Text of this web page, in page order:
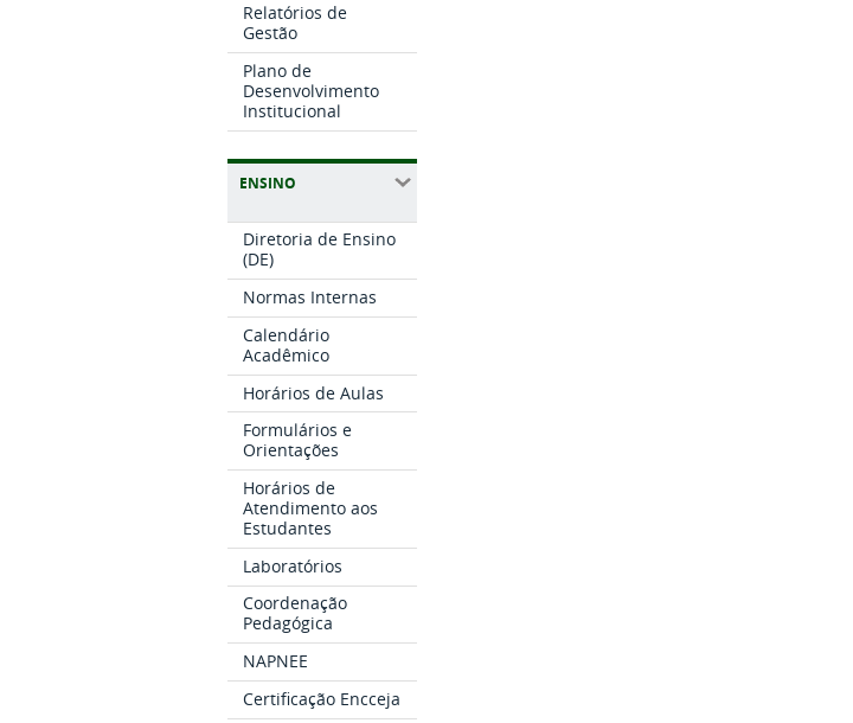
Relatórios de
Gestão
Plano de
Desenvolvimento
Institucional
ENSINO
Diretoria de Ensino
(DE)
Normas Internas
Calendário
Acadêmico
Horários de Aulas
Formulários e
Orientações
Horários de
Atendimento aos
Estudantes
Laboratórios
Coordenação
Pedagógica
NAPNEE
Certificação Encceja